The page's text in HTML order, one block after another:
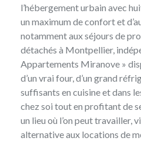
l’hébergement urbain avec
un maximum de confort et
notamment aux séjours de
détachés à Montpellier,
Appartements Miranove »
d’un vrai four, d’un grand
suffisants en cuisine et dans
chez soi tout en profitant de
un lieu où l’on peut travailler,
alternative aux locations de